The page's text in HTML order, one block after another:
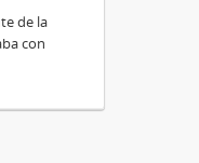
de la
con